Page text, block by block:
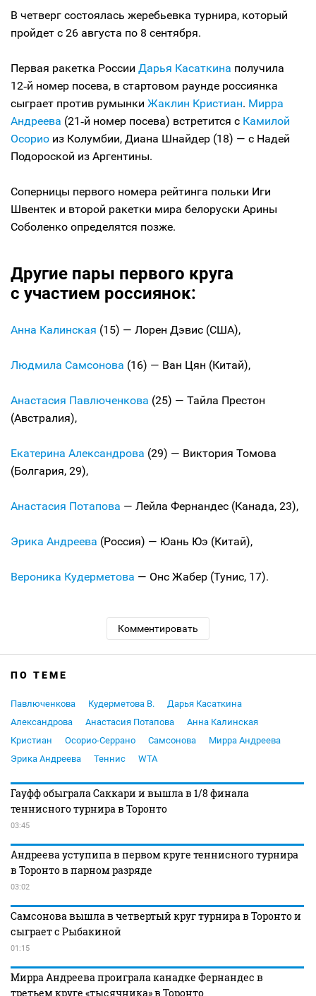
В четверг состоялась жеребьевка турнира, который
пройдет с 26 августа по 8 сентября.
Первая ракетка России Дарья Касаткина получила
12‑й номер посева, в стартовом раунде россиянка
сыграет против румынки Жаклин Кристиан. Мирра
Андреева (21‑й номер посева) встретится с Камилой
Осорио из Колумбии, Диана Шнайдер (18) — с Надей
Подороской из Аргентины.
Соперницы первого номера рейтинга польки Иги
Швентек и второй ракетки мира белоруски Арины
Соболенко определятся позже.
Другие пары первого круга
с участием россиянок:
Анна Калинская (15) — Лорен Дэвис (США),
Людмила Самсонова (16) — Ван Цян (Китай),
Анастасия Павлюченкова (25) — Тайла Престон
(Австралия),
Екатерина Александрова (29) — Виктория Томова
(Болгария, 29),
Анастасия Потапова — Лейла Фернандес (Канада, 23),
Эрика Андреева (Россия) — Юань Юэ (Китай),
Вероника Кудерметова — Онс Жабер (Тунис, 17).
Комментировать
ПО ТЕМЕ
Павлюченкова Кудерметова В.
Дарья Касаткина
Александрова
Анастасия Потапова
Анна Калинская
Кристиан
Осорио-Серрано Самсонова
Мирра Андреева
Эрика Андреева
Теннис WTA
Гауфф обыграла Саккари и вышла в 1/8 финала
теннисного турнира в Торонто
03:45
Андреева уступипа в первом круге теннисного турнира
в Торонто в парном разряде
03:02
Самсонова вышла в четвертый круг турнира в Торонто и
сыграет с Рыбакиной
01:15
Мирра Андреева проиграла канадке Фернандес в
третьем круге «тысячника» в Торонто